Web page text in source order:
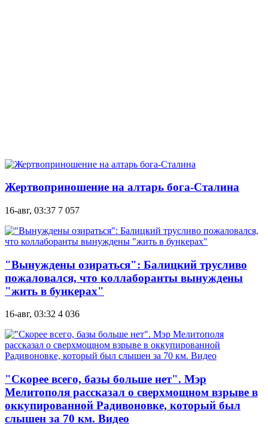
Жертвоприношение на алтарь бога-Сталина
16-авг, 03:37 7 057
"Вынуждены озираться": Балицкий трусливо
пожаловался, что коллаборанты вынуждены
"жить в бункерах"
16-авг, 03:32 4 036
"Скорее всего, базы больше нет". Мэр
Мелитополя рассказал о сверхмощном взрыве в
оккупированной Радивоновке, который был
слышен за 70 км. Видео